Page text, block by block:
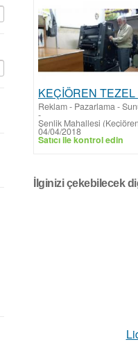
Reklam - Pazarlama -
-
Şenlik Mahallesi
04/04/2018
Satıcı ile kontrol edin
İlginizi çekebilecek